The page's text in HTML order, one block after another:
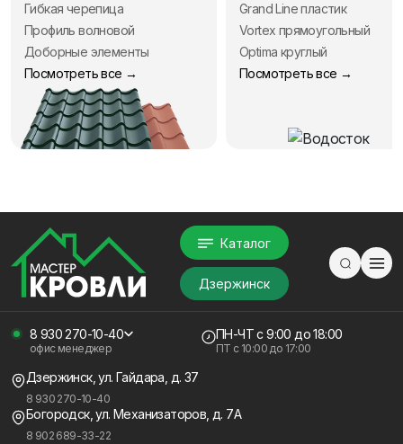
Гибкая черепица
Профиль волновой
Доборные элементы
Посмотреть все →
Grand Line пластик
Vortex прямоугольный
Optima круглый
Посмотреть все →
Каталог
Дзержинск
8 930 270-10-40
офис менеджер
ПН-ЧТс 9:00 до 18:00
ПТ с 10:00 до 17:00
Дзержинск, ул. Гайдара, д. 37
8 930 270-10-40
Богородск, ул. Механизаторов, д. 7А
8 902 689-33-22